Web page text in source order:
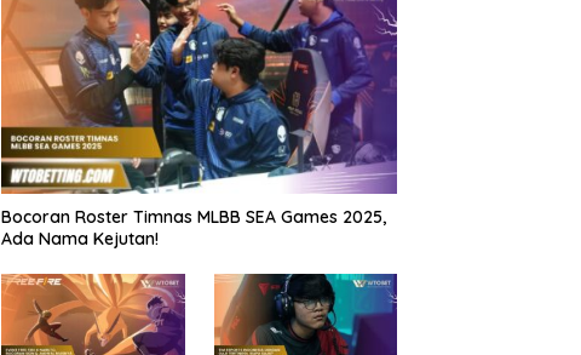
Bocoran Roster Timnas MLBB SEA Games 2025,
Ada Nama Kejutan!